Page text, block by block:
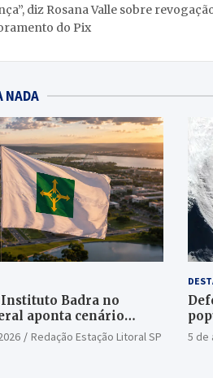
diz Rosana Valle sobre
do Pix
NADA
Instituto Badra no
aponta cenário
SenadoRedação Estação Litoral SP 5 de